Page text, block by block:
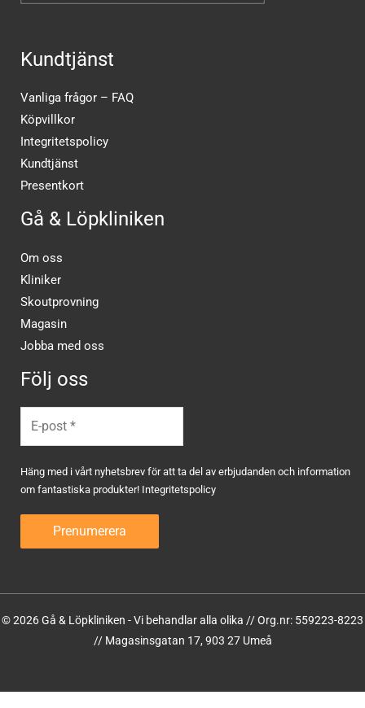
Kundtjänst
Vanliga frågor – FAQ
Köpvillkor
Integritetspolicy
Kundtjänst
Presentkort
Gå & Löpkliniken
Om oss
Kliniker
Skoutprovning
Magasin
Jobba med oss
Följ oss
Häng med i vårt nyhetsbrev för att ta del av erbjudanden och information
om fantastiska produkter! Integritetspolicy
© 2026 Gå & Löpkliniken - Vi behandlar alla olika // Org.nr: 559223-8223
// Magasinsgatan 17, 903 27 Umeå